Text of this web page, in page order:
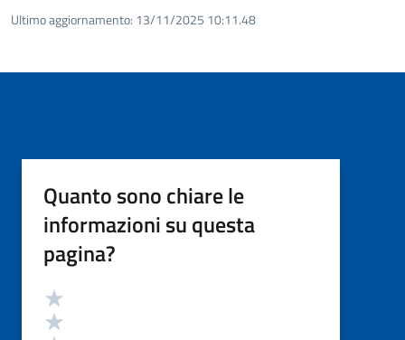
Ultimo aggiornamento: 13/11/2025 10:11.48
Quanto sono chiare le
informazioni su questa
pagina?
Valutazione